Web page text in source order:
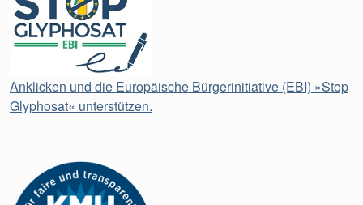
Anklicken und die Europäische Bürgerinitiative (EBI) »Stop
Glyphosat« unterstützen.